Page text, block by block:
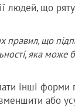
людей, що
правил, що
яка
інші форми
або